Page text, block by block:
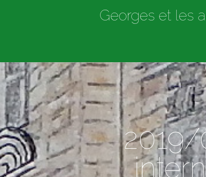
Georges et les